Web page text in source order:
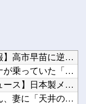
【悲報】高市早苗に逆らった財務官僚、異例の左遷ｗｗｗｗｗｗｗｗ他
アイナが乗っていた「高機動試作型ザク」ってよく考えると時系列がおかしいな他
【ニュース】日本製メモリに世界中から注文殺到！！！ １兆５０００億円で工場増築へ他
夫さん、妻に「天井のシミ数えてれば終わるでな」と押し倒されて性行為 → 凄いことになるｗｗ...